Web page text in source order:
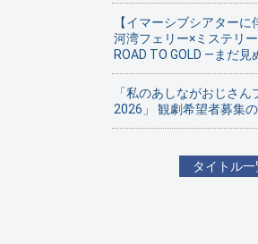
【イマーシブシアター
河湾フェリー×ミステリ
ROAD TO GOLD ―まだ見
「私のあしながおじさん
2026」 観劇希望者募集
タイトル一